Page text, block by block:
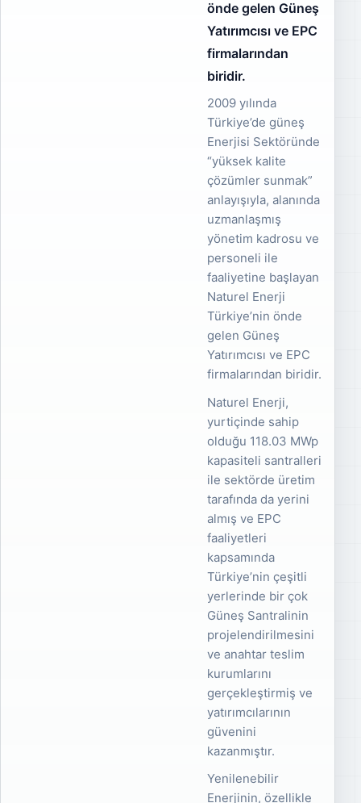
önde gelen Güneş
Yatırımcısı ve EPC
firmalarından
biridir.
2009 yılında
Türkiye’de güneş
Enerjisi Sektöründe
“yüksek kalite
çözümler sunmak”
anlayışıyla, alanında
uzmanlaşmış
yönetim kadrosu ve
personeli ile
faaliyetine başlayan
Naturel Enerji
Türkiye’nin önde
gelen Güneş
Yatırımcısı ve EPC
firmalarından biridir.
Naturel Enerji,
yurtiçinde sahip
olduğu 118.03 MWp
kapasiteli santralleri
ile sektörde üretim
tarafında da yerini
almış ve EPC
faaliyetleri
kapsamında
Türkiye’nin çeşitli
yerlerinde bir çok
Güneş Santralinin
projelendirilmesini
ve anahtar teslim
kurumlarını
gerçekleştirmiş ve
yatırımcılarının
güvenini
kazanmıştır.
Yenilenebilir
Enerjinin, özellikle